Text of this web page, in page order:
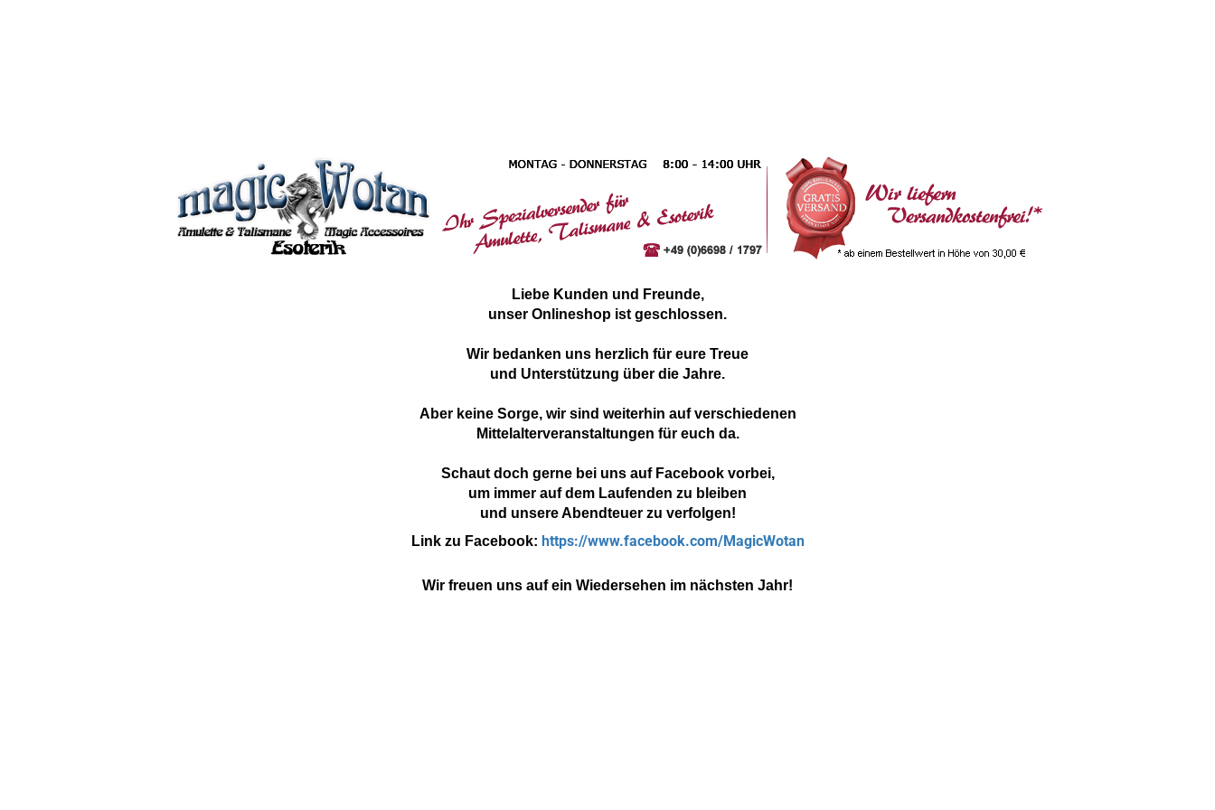
Liebe Kunden und Freunde,
unser Onlineshop ist geschlossen.
Wir bedanken uns herzlich für eure Treue
und Unterstützung über die Jahre.
Aber keine Sorge, wir sind weiterhin auf verschiedenen
Mittelalterveranstaltungen für euch da.
Schaut doch gerne bei uns auf Facebook vorbei,
um immer auf dem Laufenden zu bleiben
und unsere Abendteuer zu verfolgen!
Link zu Facebook: https://www.facebook.com/MagicWotan
Wir freuen uns auf ein Wiedersehen im nächsten Jahr!